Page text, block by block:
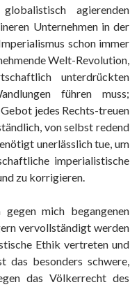
agierenden
Unternehmen in der
schon immer
Welt-Revolution,
unterdrückten
führen muss;
jedes Rechts-treuen
von selbst redend
unerlässlich tue, um
imperialistische
zu korrigieren.
mich begangenen
vervollständigt werden
Ethik vertreten und
das besonders schwere,
das Völkerrecht des